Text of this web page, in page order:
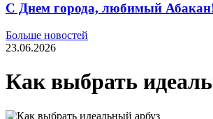
С Днем города, любимый
Больше новостей
23.06.2026
Как выбрать